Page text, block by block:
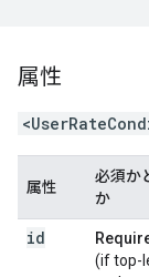
属性
属性
必須か
か
id
(if top-